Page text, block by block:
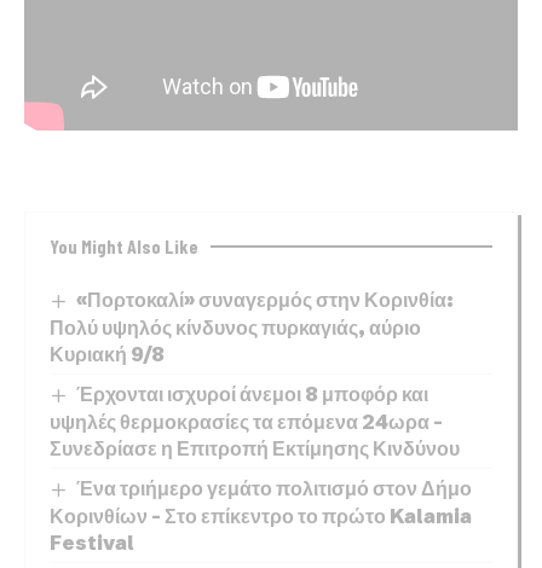
You Might Also Like
«Πορτοκαλί» συναγερμός στην Κορινθία:
Πολύ υψηλός κίνδυνος πυρκαγιάς, αύριο
Κυριακή 9/8
Έρχονται ισχυροί άνεμοι 8 μποφόρ και
υψηλές θερμοκρασίες τα επόμενα 24ωρα –
Συνεδρίασε η Επιτροπή Εκτίμησης Κινδύνου
Ένα τριήμερο γεμάτο πολιτισμό στον Δήμο
Κορινθίων – Στο επίκεντρο το πρώτο Kalamia
Festival